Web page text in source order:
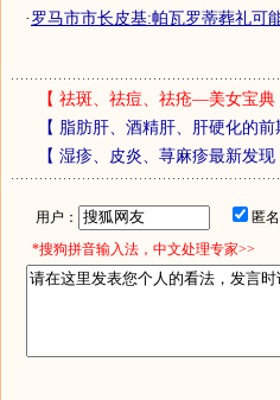
·罗马市市长皮基:帕瓦罗蒂葬礼可
【 祛斑、祛痘、祛疮—美女宝典
【 脂肪肝、酒精肝、肝硬化的前
【 湿疹、皮炎、荨麻疹最新发现
用户： 匿
*搜狗拼音输入法，中文处理专家>>